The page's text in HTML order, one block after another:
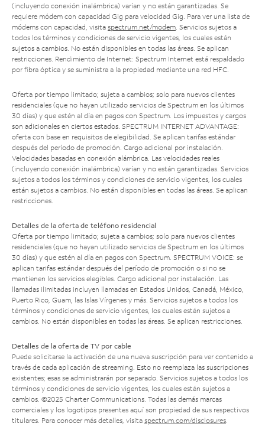
(incluyendo conexión inalámbrica) varían y no están garantizadas. Se
requiere módem con capacidad Gig para velocidad Gig. Para ver una lista de
módems con capacidad, visita spectrum.net/modem . Servicios sujetos a
todos los términos y condiciones de servicio vigentes, los cuales están
sujetos a cambios. No están disponibles en todas las áreas. Se aplican
restricciones. Rendimiento de Internet: Spectrum Internet está respaldado
por fibra óptica y se suministra a la propiedad mediante una red HFC.
Oferta por tiempo limitado; sujeta a cambios; solo para nuevos clientes
residenciales (que no hayan utilizado servicios de Spectrum en los últimos
30 días) y que estén al día en pagos con Spectrum. Los impuestos y cargos
son adicionales en ciertos estados. SPECTRUM INTERNET ADVANTAGE:
oferta con base en requisitos de elegibilidad. Se aplican tarifas estándar
después del período de promoción. Cargo adicional por instalación.
Velocidades basadas en conexión alámbrica. Las velocidades reales
(incluyendo conexión inalámbrica) varían y no están garantizadas. Servicios
sujetos a todos los términos y condiciones de servicio vigentes, los cuales
están sujetos a cambios. No están disponibles en todas las áreas. Se aplican
restricciones.
Detalles de la oferta de teléfono residencial
Oferta por tiempo limitado; sujeta a cambios; solo para nuevos clientes
residenciales (que no hayan utilizado servicios de Spectrum en los últimos
30 días) y que estén al día en pagos con Spectrum. SPECTRUM VOICE: se
aplican tarifas estándar después del período de promoción o si no se
mantienen los servicios elegibles. Cargo adicional por instalación. Las
llamadas ilimitadas incluyen llamadas en Estados Unidos, Canadá, México,
Puerto Rico, Guam, las Islas Vírgenes y más. Servicios sujetos a todos los
términos y condiciones de servicio vigentes, los cuales están sujetos a
cambios. No están disponibles en todas las áreas. Se aplican restricciones.
Detalles de la oferta de TV por cable
Puede solicitarse la activación de una nueva suscripción para ver contenido a
través de cada aplicación de streaming. Esto no reemplaza las suscripciones
existentes; esas se administrarán por separado. Servicios sujetos a todos los
términos y condiciones de servicio vigentes, los cuales están sujetos a
cambios. ©2025 Charter Communications. Todas las demás marcas
comerciales y los logotipos presentes aquí son propiedad de sus respectivos
titulares. Para conocer más detalles, visita spectrum.com/disclosures